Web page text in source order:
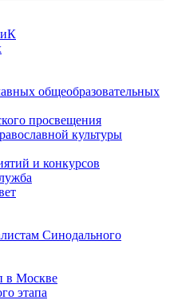
общеобразовательных
просвещения
культуры
и конкурсов
Синодального
в Москве
этапа